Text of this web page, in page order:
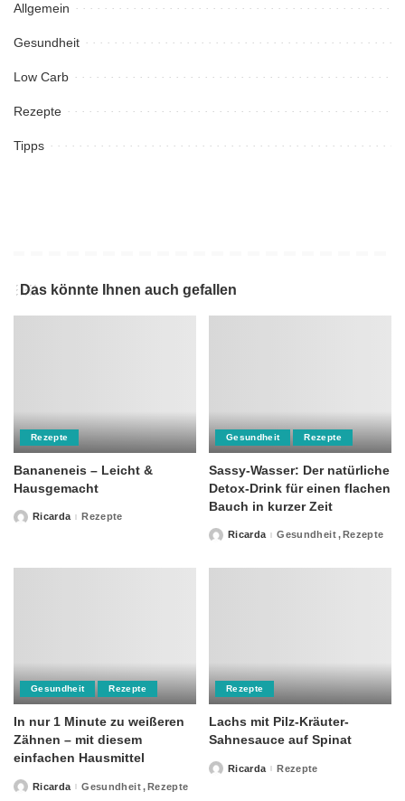
Allgemein
Gesundheit
Low Carb
Rezepte
Tipps
Das könnte Ihnen auch gefallen
Rezepte
Bananeneis – Leicht &
Hausgemacht
PostedRicarda Rezepte
Gesundheit Rezepte
Sassy-Wasser: Der natürliche
Detox-Drink für einen flachen
Bauch in kurzer Zeit
PostedRicarda Gesundheit Rezepte
Gesundheit Rezepte
In nur 1 Minute zu weißeren
Zähnen – mit diesem
einfachen Hausmittel
PostedRicarda Gesundheit Rezepte
Rezepte
Lachs mit Pilz-Kräuter-
Sahnesauce auf Spinat
PostedRicarda Rezepte